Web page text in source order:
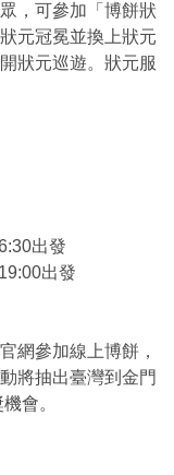
，可參加「博餅狀
元冠冕並換上狀元
狀元巡遊。狀元服
出發
出發
網參加線上博餅，
將抽出臺灣到金門
會。